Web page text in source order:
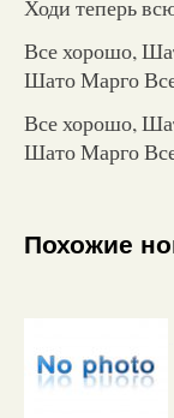
Ходи теперь
Все хорошо,
Шато Марго
Все хорошо,
Шато Марго
Похожие